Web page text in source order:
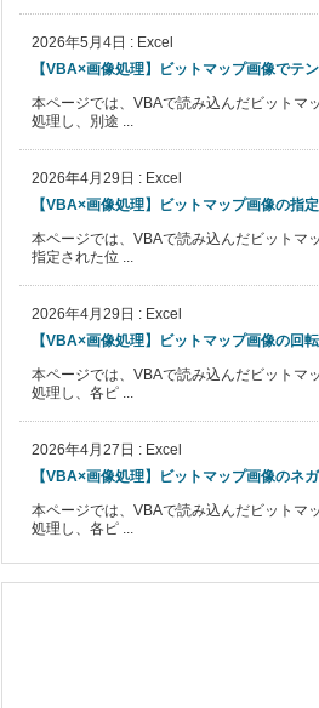
2026年5月4日 : Excel
【VBA×画像処理】ビットマップ画像でテ
本ページでは、VBAで読み込んだビットマ
処理し、別途 ...
2026年4月29日 : Excel
【VBA×画像処理】ビットマップ画像の指
本ページでは、VBAで読み込んだビットマ
指定された位 ...
2026年4月29日 : Excel
【VBA×画像処理】ビットマップ画像の回転
本ページでは、VBAで読み込んだビットマ
処理し、各ピ ...
2026年4月27日 : Excel
【VBA×画像処理】ビットマップ画像のネ
本ページでは、VBAで読み込んだビットマ
処理し、各ピ ...